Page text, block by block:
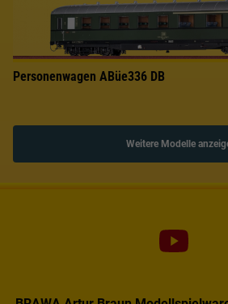
Personenwagen ABüe336 DB
Weitere Modelle